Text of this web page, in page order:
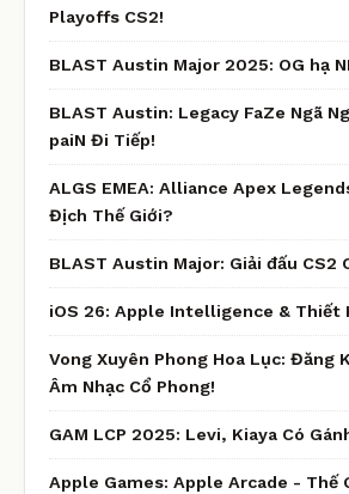
Playoffs CS2!
BLAST Austin Major 2025: OG hạ
BLAST Austin: Legacy FaZe Ngã
paiN Đi Tiếp!
ALGS EMEA: Alliance Apex
Địch Thế Giới?
BLAST Austin Major: Giải đấu CS2
iOS 26: Apple Intelligence & Thiết
Vong Xuyên Phong Hoa Lục: Đăng
Âm Nhạc Cổ Phong!
GAM LCP 2025: Levi, Kiaya Có
Apple Games: Apple Arcade - Thế